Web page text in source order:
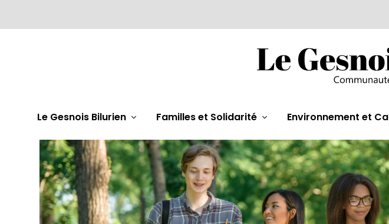
Le Gesnois Bilurien Familles et Solidarité Environnement et